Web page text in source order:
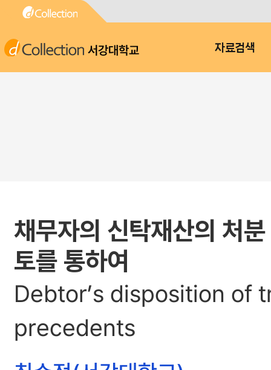
서강대학교 자료검색
채무자의 신탁재산의 처
토를 통하여
Debtor’s disposition
precedents